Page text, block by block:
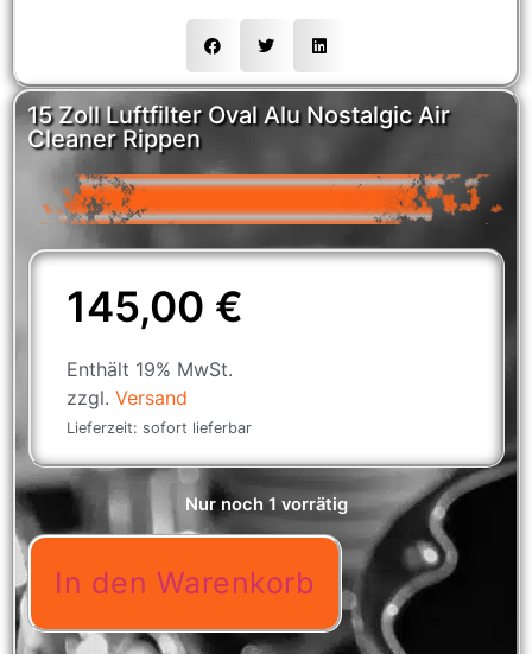
15 Zoll Luftfilter Oval Alu Nostalgic Air
Cleaner Rippen
145,00 €
Enthält 19% MwSt.
zzgl. Versand
Lieferzeit: sofort lieferbar
Nur noch 1 vorrätig
In den Warenkorb